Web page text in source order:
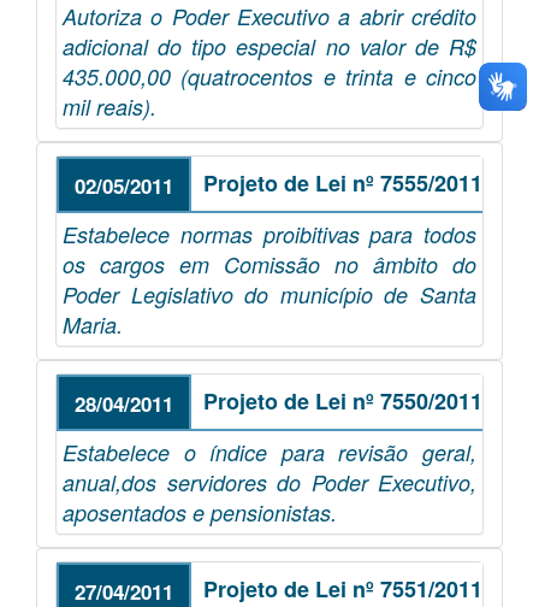
Autoriza o Poder Executivo a abrir crédito
adicional do tipo especial no valor de R$
435.000,00 (quatrocentos e trinta e cinco
mil reais).
02/05/2011 Projeto de Lei nº 7555/2011
Estabelece normas proibitivas para todos
os cargos em Comissão no âmbito do
Poder Legislativo do município de Santa
Maria.
28/04/2011 Projeto de Lei nº 7550/2011
Estabelece o índice para revisão geral,
anual,dos servidores do Poder Executivo,
aposentados e pensionistas.
27/04/2011 Projeto de Lei nº 7551/2011